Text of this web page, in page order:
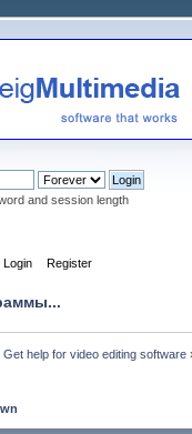
and session length
Login Register
help for video editing software